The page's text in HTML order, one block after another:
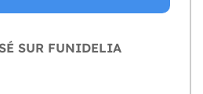
SUR FUNIDELIA